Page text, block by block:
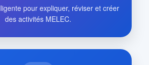
pour expliquer, réviser et créer
des activités MELEC.